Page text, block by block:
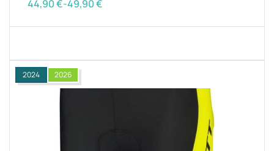
44,90€-49,90€
2024 2026